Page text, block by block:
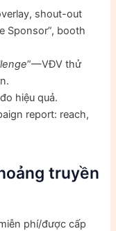
shout-out
Sponsor”, booth
”—VĐV thử
hiệu quả.
report: reach,
truyền
phí/được cấp